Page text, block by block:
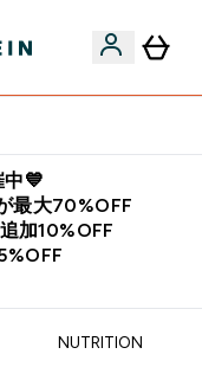
中💙
最大70%OFF
加10%OFF
NUTRITION